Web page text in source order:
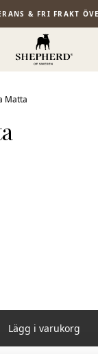
& FRI FRAKT
Matta
Lägg i varukorg